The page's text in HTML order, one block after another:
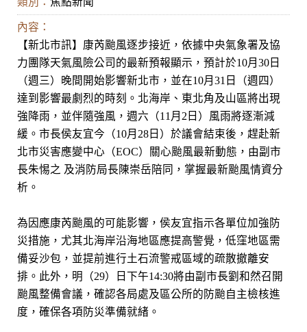
內容：
【新北市訊】康芮颱風逐步接近，依據中央氣象署及協
力團隊天氣風險公司的最新預報顯示，預計於10月30日
（週三）晚間開始影響新北市，並在10月31日（週四）
達到影響最劇烈的時刻。北海岸、東北角及山區將出現
強降雨，並伴隨強風，週六（11月2日）風雨將逐漸減
緩。市長侯友宜今（10月28日）於議會結束後，趕赴新
北市災害應變中心（EOC）關心颱風最新動態，由副市
長朱惕之 及消防局長陳崇岳陪同，掌握最新颱風情資分
析。
為因應康芮颱風的可能影響，侯友宜指示各單位加強防
災措施，尤其北海岸沿海地區應提高警覺，低窪地區需
備妥沙包，並提前進行土石流警戒區域的疏散撤離安
排。此外，明（29）日下午14:30將由副市長劉和然召開
颱風整備會議，確認各局處及區公所的防颱自主檢核進
度，確保各項防災準備就緒。